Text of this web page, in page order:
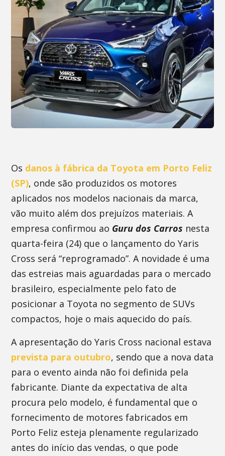
Os danos à fábrica da Toyota em Porto Feliz
(SP), onde são produzidos os motores
aplicados nos modelos nacionais da marca,
vão muito além dos prejuízos materiais. A
empresa confirmou ao Guru dos Carros nesta
quarta-feira (24) que o lançamento do Yaris
Cross será “reprogramado”. A novidade é uma
das estreias mais aguardadas para o mercado
brasileiro, especialmente pelo fato de
posicionar a Toyota no segmento de SUVs
compactos, hoje o mais aquecido do país.
A apresentação do Yaris Cross nacional estava
prevista para outubro, sendo que a nova data
para o evento ainda não foi definida pela
fabricante. Diante da expectativa de alta
procura pelo modelo, é fundamental que o
fornecimento de motores fabricados em
Porto Feliz esteja plenamente regularizado
antes do início das vendas, o que pode